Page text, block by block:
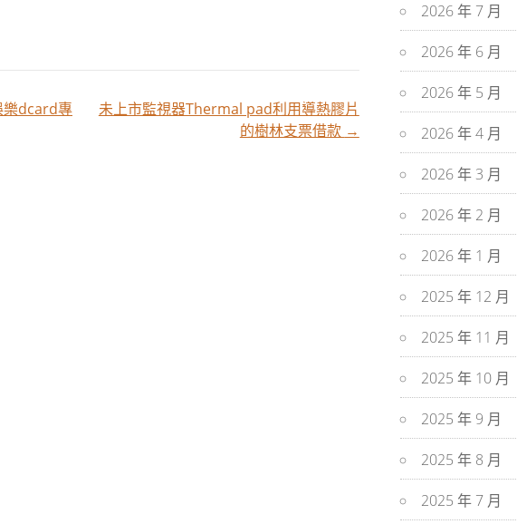
樂dcard專
未上市監視器Thermal pad利用導熱膠片
的樹林支票借款 →
2026 年 7 月
2026 年 6 月
2026 年 5 月
2026 年 4 月
2026 年 3 月
2026 年 2 月
2026 年 1 月
2025 年 12 月
2025 年 11 月
2025 年 10 月
2025 年 9 月
2025 年 8 月
2025 年 7 月